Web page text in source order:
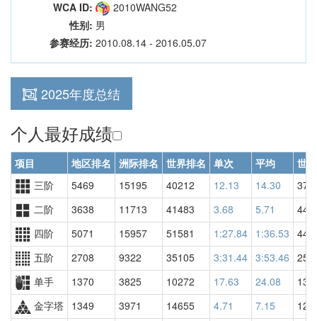
WCA ID:
2010WANG52
性别: 男
参赛经历: 2010.08.14 - 2016.05.07
2025年度总结
个人最好成绩
项目 地区排名 洲际排名 世界排名 单次 平均
世
三阶
5469 15195 40212 12.13 14.30
二阶
3638 11713 41483 3.68 5.71
四阶
5071 15957 51581 1:27.84 1:36.53
五阶
2708 9322 35105 3:31.44 3:53.46
单手
1370 3825 10272 17.63 24.08
金字塔 1349 3971 14655 4.71 7.15